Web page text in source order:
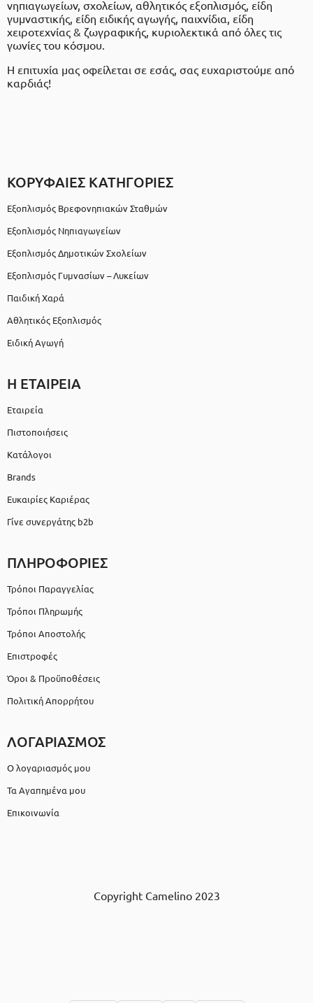
νηπιαγωγείων, σχολείων, αθλητικός εξοπλισμός, είδη
γυμναστικής, είδη ειδικής αγωγής, παιχνίδια, είδη
χειροτεχνίας & ζωγραφικής, κυριολεκτικά από όλες τις
γωνίες του κόσμου.
Η επιτυχία μας οφείλεται σε εσάς, σας ευχαριστούμε από
καρδιάς!
ΚΟΡΥΦΑΙΕΣ ΚΑΤΗΓΟΡΙΕΣ
Εξοπλισμός Βρεφονηπιακών Σταθμών
Εξοπλισμός Νηπιαγωγείων
Εξοπλισμός Δημοτικών Σχολείων
Εξοπλισμός Γυμνασίων – Λυκείων
Παιδική Χαρά
Αθλητικός Εξοπλισμός
Ειδική Αγωγή
Η ΕΤΑΙΡΕΙΑ
Εταιρεία
Πιστοποιήσεις
Κατάλογοι
Brands
Ευκαιρίες Καριέρας
Γίνε συνεργάτης b2b
ΠΛΗΡΟΦΟΡΙΕΣ
Τρόποι Παραγγελίας
Τρόποι Πληρωμής
Τρόποι Αποστολής
Επιστροφές
Όροι & Προϋποθέσεις
Πολιτική Απορρήτου
ΛΟΓΑΡΙΑΣΜΟΣ
Ο λογαριασμός μου
Τα Αγαπημένα μου
Επικοινωνία
Copyright Camelino 2023